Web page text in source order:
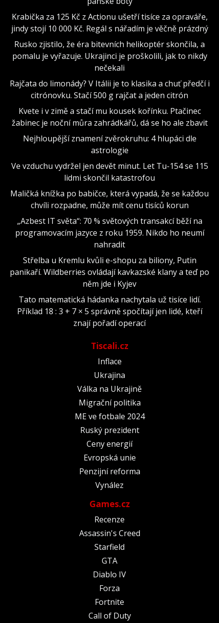
Krabička za 125 Kč z Actionu ušetří tisíce za opraváře,
jindy stojí 10 000 Kč. Regál s nářadím je věčně prázdný
Rusko zjistilo, že éra bitevních helikoptér skončila, a
pomalu je vyřazuje. Ukrajinci je proškolili, jak to nikdy
nečekali
Rajčata do limonády? V Itálii je to klasika a chuť předčí i
citrónovku. Stačí 500 g rajčat a jeden citrón
Kvete i v zimě a stačí mu kousek kořínku. Ptačinec
žabinec je noční můra zahrádkářů, dá se ho ale zbavit
Nejhloupější znamení zvěrokruhu: 4 hlupáci dle
astrologie
Ve vzduchu vydržel jen devět minut. Let Tu-154 se 115
lidmi skončil katastrofou
Maličká knížka po babičce, která vypadá, že se každou
chvíli rozpadne, může mít cenu tisíců korun
„Azbest IT světa“: 70 % světových transakcí běží na
programovacím jazyce z roku 1959. Nikdo ho neumí
nahradit
Střelba u Kremlu kvůli e-shopu za biliony, Putin
panikaří. Wildberries ovládají kavkazské klany a teď po
něm jde i Kyjev
Tato matematická hádanka nachytala už tisíce lidí.
Příklad 18 : 3 + 7 × 5 správně spočítají jen lidé, kteří
znají pořadí operací
Tiscali.cz
Inflace
Ukrajina
Válka na Ukrajině
Migrační politika
ME ve fotbale 2024
Ruský prezident
Ceny energií
Evropská unie
Penzijní reforma
Vynález
Games.cz
Recenze
Assassin's Creed
Starfield
GTA
Diablo IV
Forza
Fortnite
Call of Duty